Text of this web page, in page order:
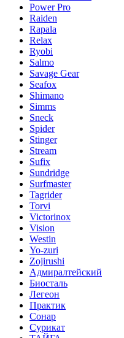
Power Pro
Raiden
Rapala
Relax
Ryobi
Salmo
Savage Gear
Seafox
Shimano
Simms
Sneck
Spider
Stinger
Stream
Sufix
Sundridge
Surfmaster
Tagrider
Torvi
Victorinox
Vision
Westin
Yo-zuri
Zojirushi
Адмиралтейский
Биосталь
Легеон
Практик
Сонар
Сурикат